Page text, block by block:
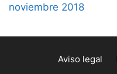
noviembre 2018
Aviso legal